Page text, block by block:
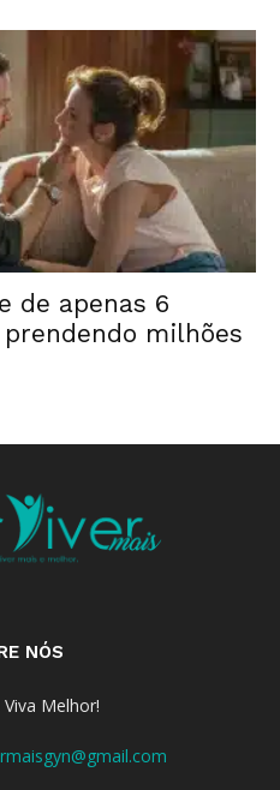
de apenas 6
milhões
NÓS
Melhor!